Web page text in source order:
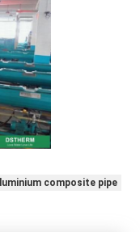
composite pipe